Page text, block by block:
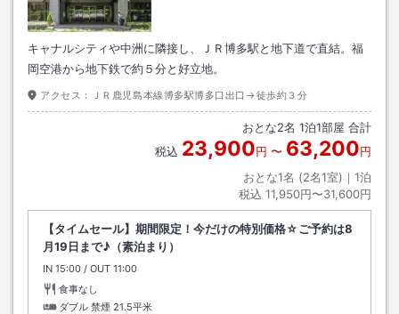
キャナルシティや中洲に隣接し、ＪＲ博多駅と地下道で直結。福
岡空港から地下鉄で約５分と好立地。
アクセス： ＪＲ鹿児島本線博多駅博多口出口→徒歩約３分
おとな2名 1泊1部屋 合計
税込 23,900円 〜 63,200円
おとな1名 (2名1室)｜ 1泊
税込 11,950円〜31,600円
【タイムセール】期間限定！今だけの特別価格☆ご予約は8
月19日まで♪（素泊まり）
IN チェックイン
15:00 / OUT チェックアウト
11:00
食事なし
ダブル 禁煙 21.5平米